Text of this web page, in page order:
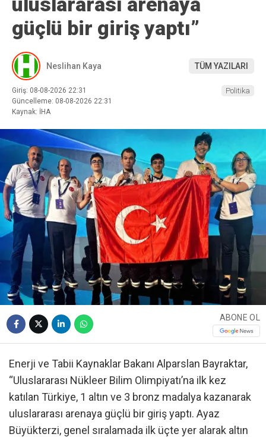
güçlü bir giriş yaptı”
Neslihan Kaya TÜM YAZILARI
Giriş: 08-08-2026 22:31
Güncelleme: 08-08-2026 22:31
Kaynak: İHA
Politika
ABONE OL
Enerji ve Tabii Kaynaklar Bakanı Alparslan Bayraktar,
“Uluslararası Nükleer Bilim Olimpiyatı’na ilk kez
katılan Türkiye, 1 altın ve 3 bronz madalya kazanarak
uluslararası arenaya güçlü bir giriş yaptı. Ayaz
Büyükterzi, genel sıralamada ilk üçte yer alarak altın